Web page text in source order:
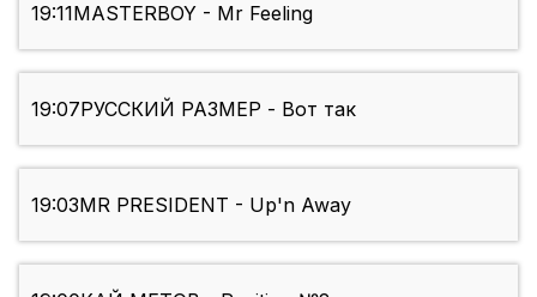
19:11MASTERBOY - Mr Feeling
19:07РУССКИЙ РАЗМЕР - Вот так
19:03MR PRESIDENT - Up'n Away